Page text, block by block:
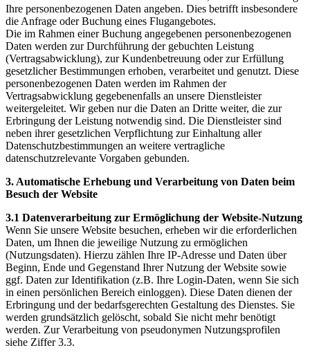
Ihre personenbezogenen Daten angeben. Dies betrifft insbesondere
die Anfrage oder Buchung eines Flugangebotes.
Die im Rahmen einer Buchung angegebenen personenbezogenen
Daten werden zur Durchführung der gebuchten Leistung
(Vertragsabwicklung), zur Kundenbetreuung oder zur Erfüllung
gesetzlicher Bestimmungen erhoben, verarbeitet und genutzt. Diese
personenbezogenen Daten werden im Rahmen der
Vertragsabwicklung gegebenenfalls an unsere Dienstleister
weitergeleitet. Wir geben nur die Daten an Dritte weiter, die zur
Erbringung der Leistung notwendig sind. Die Dienstleister sind
neben ihrer gesetzlichen Verpflichtung zur Einhaltung aller
Datenschutzbestimmungen an weitere vertragliche
datenschutzrelevante Vorgaben gebunden.
3. Automatische Erhebung und Verarbeitung von Daten beim
Besuch der Website
3.1 Datenverarbeitung zur Ermöglichung der Website-Nutzung
Wenn Sie unsere Website besuchen, erheben wir die erforderlichen
Daten, um Ihnen die jeweilige Nutzung zu ermöglichen
(Nutzungsdaten). Hierzu zählen Ihre IP-Adresse und Daten über
Beginn, Ende und Gegenstand Ihrer Nutzung der Website sowie
ggf. Daten zur Identifikation (z.B. Ihre Login-Daten, wenn Sie sich
in einen persönlichen Bereich einloggen). Diese Daten dienen der
Erbringung und der bedarfsgerechten Gestaltung des Dienstes. Sie
werden grundsätzlich gelöscht, sobald Sie nicht mehr benötigt
werden. Zur Verarbeitung von pseudonymen Nutzungsprofilen
siehe Ziffer 3.3.